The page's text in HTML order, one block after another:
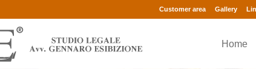
Customer area Gallery
Home